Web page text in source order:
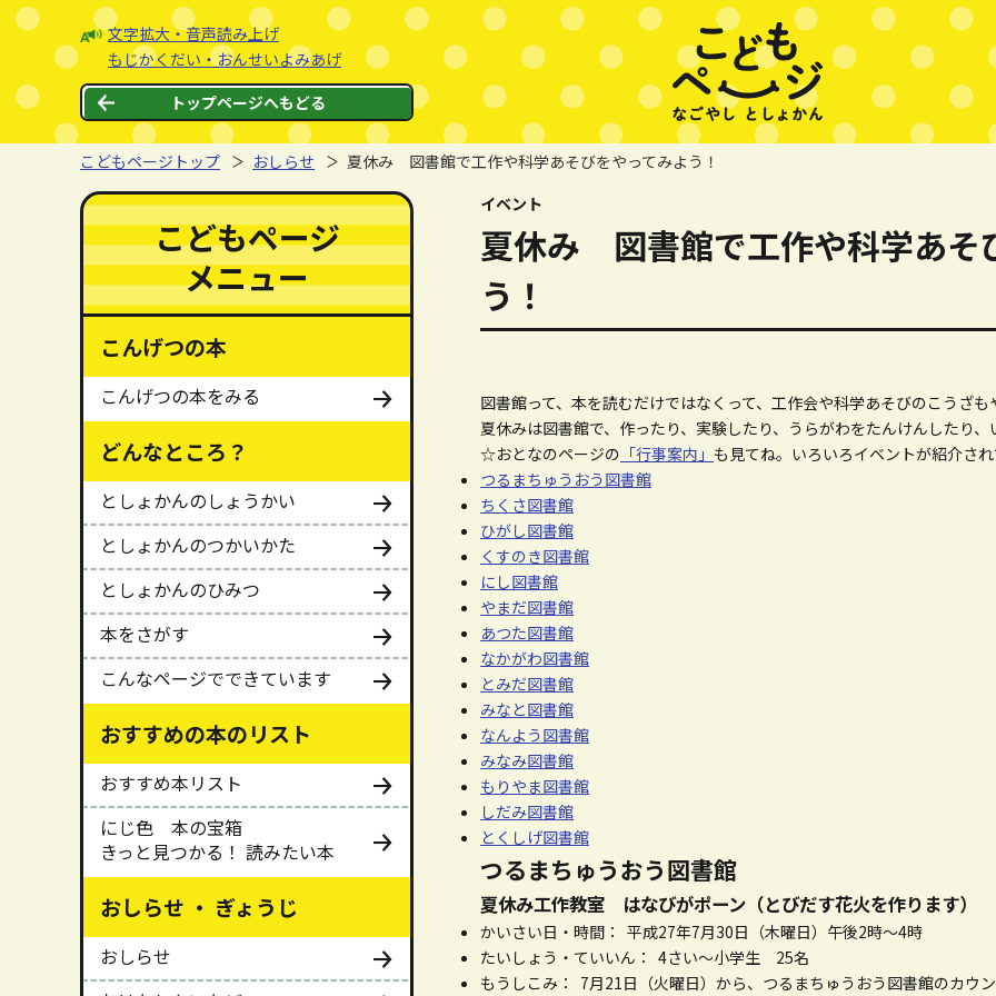
ページの先頭です。
本文へジャンプする。
文字拡大・音声読み上げ
もじかくだい・おんせいよみあげ
トップページへもどる
こどもページトップ おしらせ
夏休み 図書館で工作や科学あそびをやってみよう！
ここから本文です。ここからメインメニューです。
メインメニューをスキップする
こどもページ
メニュー
こんげつの本
こんげつの本をみる
どんなところ？
としょかんのしょうかい
としょかんのつかいかた
としょかんのひみつ
本をさがす
こんなページでできています
おすすめの本のリスト
おすすめ本リスト
にじ色 本の宝箱
きっと見つかる！ 読みたい本
おしらせ ・ ぎょうじ
おしらせ
イベント
夏休み 図書館で工作や科学あそ
う！
図書館って、本を読むだけではなくって、工作会や科学あそびのこうざも
夏休みは図書館で、作ったり、実験したり、うらがわをたんけんしたり
☆おとなのページの 「行事案内」 も見てね。いろいろイベントが紹介され
つるまちゅうおう図書館
ちくさ図書館
ひがし図書館
くすのき図書館
にし図書館
やまだ図書館
あつた図書館
なかがわ図書館
とみだ図書館
みなと図書館
なんよう図書館
みなみ図書館
もりやま図書館
しだみ図書館
とくしげ図書館
つるまちゅうおう図書館
夏休み工作教室 はなびがポーン（とびだす花火を作ります）
かいさい日・時間： 平成27年7月30日（木曜日）午後2時～4時
たいしょう・ていいん： 4さい～小学生 25名
もうしこみ： 7月21日（火曜日）から、つるまちゅうおう図書館のカウン